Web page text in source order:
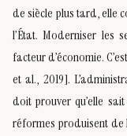
de siècle plus tard, elle
l’État. Moderniser les
facteur d’économie.
et al., 2019].
doit prouver qu’elle
réformes produisent de